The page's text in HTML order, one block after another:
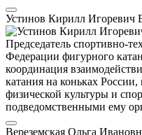
Устинов Кирилл Игоревич
Председатель спортивно-
Федерации фигурного
координация
катания на коньках
физической культуры и
подведомственными ему
Вереземская Ольга